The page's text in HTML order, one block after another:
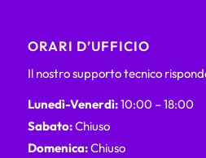
ORARI D’UFFICIO
Il nostro supporto tecnico
Lunedì-Venerdì:10:00 – 18:00
Sabato:Chiuso
Domenica:Chiuso